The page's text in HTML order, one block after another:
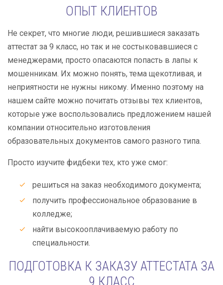
ОПЫТ КЛИЕНТОВ
Не секрет, что многие люди, решившиеся заказать
аттестат за 9 класс, но так и не состыковавшиеся с
менеджерами, просто опасаются попасть в лапы к
мошенникам. Их можно понять, тема щекотливая, и
неприятности не нужны никому. Именно поэтому на
нашем сайте можно почитать отзывы тех клиентов,
которые уже воспользовались предложением нашей
компании относительно изготовления
образовательных документов самого разного типа.
Просто изучите фидбеки тех, кто уже смог:
решиться на заказ необходимого документа;
получить профессиональное образование в
колледже;
найти высокооплачиваемую работу по
специальности.
ПОДГОТОВКА К ЗАКАЗУ АТТЕСТАТА ЗА
9 КЛАСС